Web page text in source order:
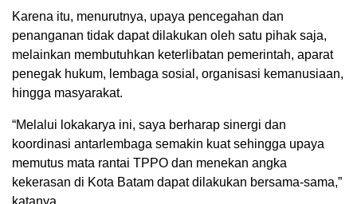
Karena itu, menurutnya, upaya pencegahan dan
penanganan tidak dapat dilakukan oleh satu pihak saja,
melainkan membutuhkan keterlibatan pemerintah, aparat
penegak hukum, lembaga sosial, organisasi kemanusiaan,
hingga masyarakat.
“Melalui lokakarya ini, saya berharap sinergi dan
koordinasi antarlembaga semakin kuat sehingga upaya
memutus mata rantai TPPO dan menekan angka
kekerasan di Kota Batam dapat dilakukan bersama-sama,”
katanya.